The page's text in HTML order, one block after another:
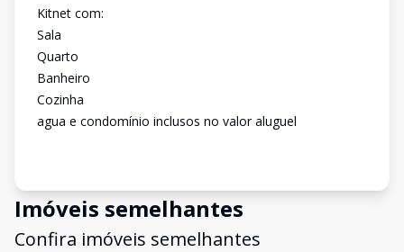
Kitnet com:
Sala
Quarto
Banheiro
Cozinha
agua e condomínio inclusos no valor aluguel
Imóveis semelhantes
Confira imóveis semelhantes